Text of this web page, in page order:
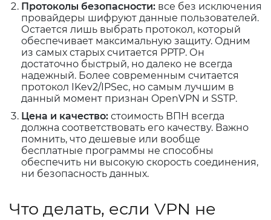
Протоколы безопасности: все без исключения
провайдеры шифруют данные пользователей.
Остается лишь выбрать протокол, который
обеспечивает максимальную защиту. Одним
из самых старых считается PPTP. Он
достаточно быстрый, но далеко не всегда
надежный. Более современным считается
протокол IKev2/IPSec, но самым лучшим в
данный момент признан OpenVPN и SSTP.
Цена и качество: стоимость ВПН всегда
должна соответствовать его качеству. Важно
помнить, что дешевые или вообще
бесплатные программы не способны
обеспечить ни высокую скорость соединения,
ни безопасность данных.
Что делать, если VPN не